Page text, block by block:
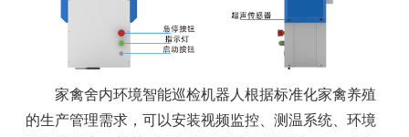
家禽舍内环境智能巡检机器人根据标准化家禽养殖
的生产管理需求，可以安装视频监控、测温系统、环境